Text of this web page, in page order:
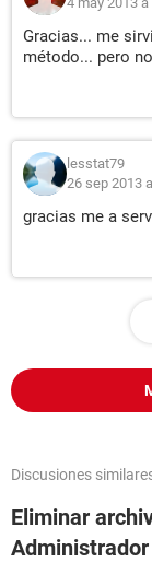
Gracias... me
método... pero
lesstat79
26 sep 2013
gracias me a
Discusiones
Eliminar
Administrador